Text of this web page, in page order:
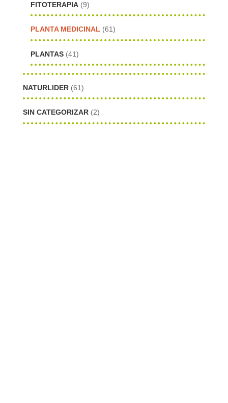
FITOTERAPIA (9)
PLANTA MEDICINAL (61)
PLANTAS (41)
NATURLIDER (61)
SIN CATEGORIZAR (2)